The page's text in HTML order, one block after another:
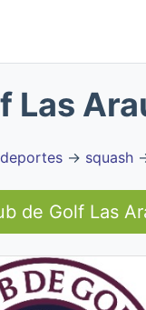
Las
deportes → squash
de Golf Las